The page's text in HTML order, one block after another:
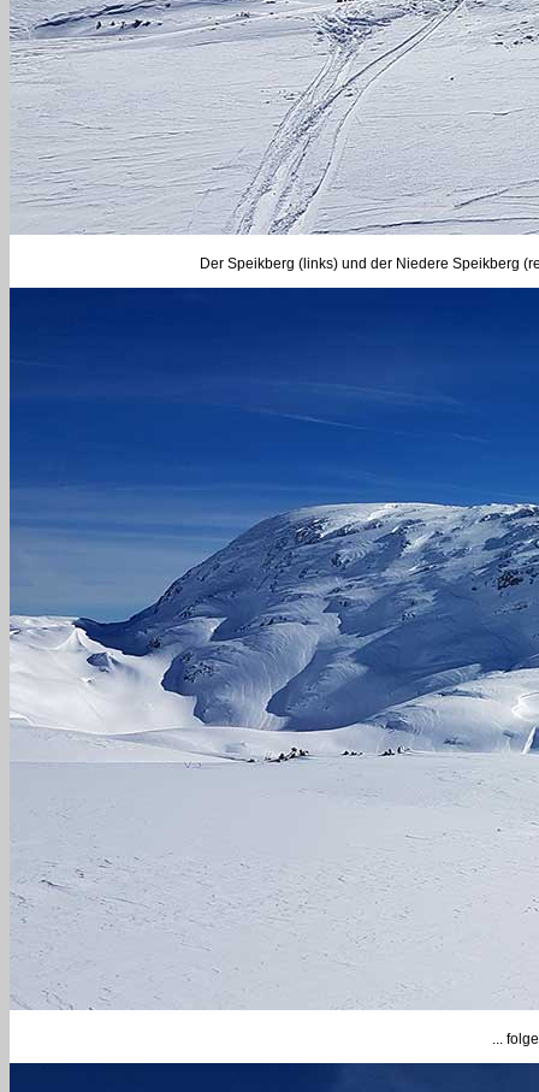
Der Speikberg (links) und der Niedere Speikberg
...